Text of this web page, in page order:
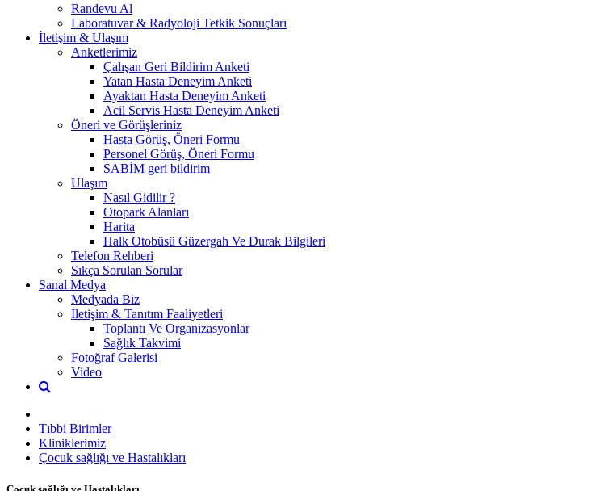
Randevu Al
Laboratuvar & Radyoloji Tetkik Sonuçları
İletişim & Ulaşım
Anketlerimiz
Çalışan Geri Bildirim Anketi
Yatan Hasta Deneyim Anketi
Ayaktan Hasta Deneyim Anketi
Acil Servis Hasta Deneyim Anketi
Öneri ve Görüşleriniz
Hasta Görüş, Öneri Formu
Personel Görüş, Öneri Formu
SABİM geri bildirim
Ulaşım
Nasıl Gidilir ?
Otopark Alanları
Harita
Halk Otobüsü Güzergah Ve Durak Bilgileri
Telefon Rehberi
Sıkça Sorulan Sorular
Sanal Medya
Medyada Biz
İletişim & Tanıtım Faaliyetleri
Toplantı Ve Organizasyonlar
Sağlık Takvimi
Fotoğraf Galerisi
Video
Tıbbi Birimler
Kliniklerimiz
Çocuk sağlığı ve Hastalıkları